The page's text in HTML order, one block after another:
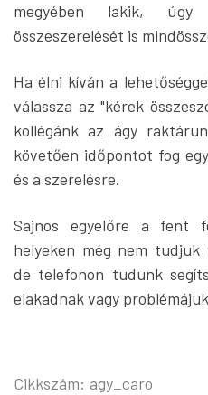
megyében lakik,
összeszerelését is
Ha élni kíván a
válassza az "kérek
kollégánk az ágy
követően időpontot fog
és a szerelésre.
Sajnos egyelőre a fent
helyeken még nem tudjuk
de telefonon tudunk
elakadnak vagy
Cikkszám: agy_caro